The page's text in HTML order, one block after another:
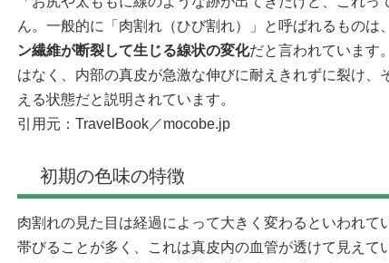
ん。一般的に「肉割れ（ひび割れ）」と呼ばれるものは
ン繊維が断裂して生じる線状の変化だと言われています
はなく、内部の真皮が急激な伸びに耐えきれずに裂け、
える状態だと説明されています。
引用元： TravelBook ／mocobe.jp
初期の色味の特徴
肉割れの見た目は経過によって大きく変わるといわれて
帯びることが多く、これは真皮内の血管が透けて見えて